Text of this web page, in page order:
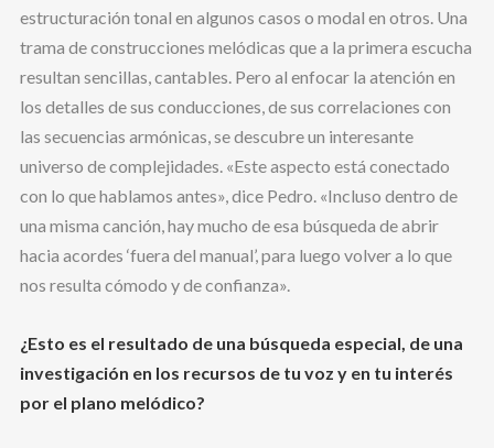
estructuración tonal en algunos casos o modal en otros. Una
trama de construcciones melódicas que a la primera escucha
resultan sencillas, cantables. Pero al enfocar la atención en
los detalles de sus conducciones, de sus correlaciones con
las secuencias armónicas, se descubre un interesante
universo de complejidades. «Este aspecto está conectado
con lo que hablamos antes», dice Pedro. «Incluso dentro de
una misma canción, hay mucho de esa búsqueda de abrir
hacia acordes ‘fuera del manual’, para luego volver a lo que
nos resulta cómodo y de confianza».
¿Esto es el resultado de una búsqueda especial, de una
investigación en los recursos de tu voz y en tu interés
por el plano melódico?